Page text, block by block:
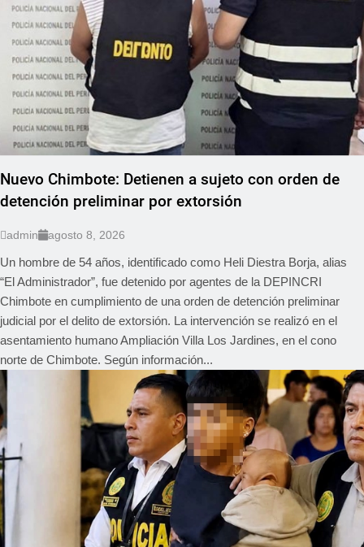
Nuevo Chimbote: Detienen a sujeto con orden de
detención preliminar por extorsión
admin agosto 8, 2026
Un hombre de 54 años, identificado como Heli Diestra Borja, alias
“El Administrador”, fue detenido por agentes de la DEPINCRI
Chimbote en cumplimiento de una orden de detención preliminar
judicial por el delito de extorsión. La intervención se realizó en el
asentamiento humano Ampliación Villa Los Jardines, en el cono
norte de Chimbote. Según información...